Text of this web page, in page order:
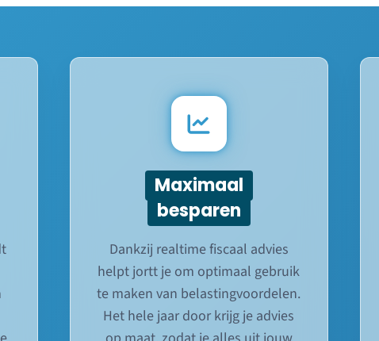
Maximaal
besparen
Dankzij realtime fiscaal advies
helpt jortt je om optimaal gebruik
te maken van belastingvoordelen.
Het hele jaar door krijg je advies